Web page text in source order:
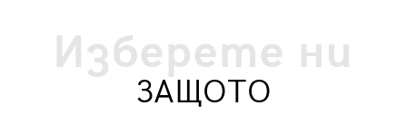
Изберете ни
ЗАЩОТО